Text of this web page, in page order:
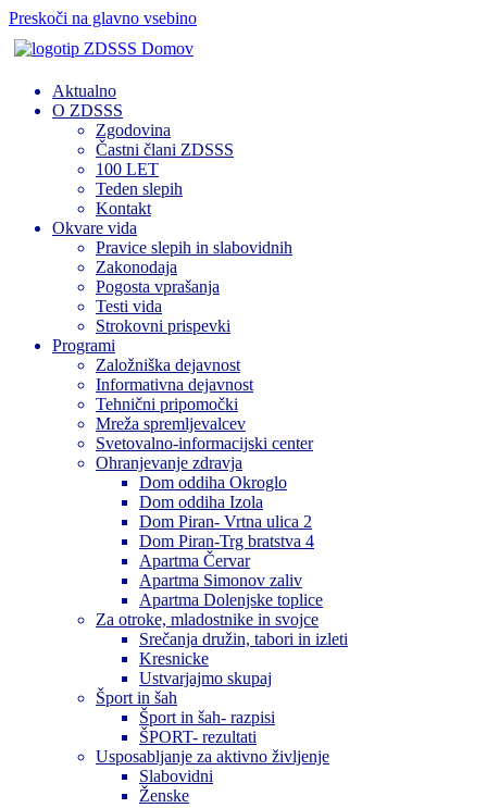
Preskoči na glavno vsebino
Domov
Aktualno
O ZDSSS
Zgodovina
Častni člani ZDSSS
100 LET
Teden slepih
Kontakt
Okvare vida
Pravice slepih in slabovidnih
Zakonodaja
Pogosta vprašanja
Testi vida
Strokovni prispevki
Programi
Založniška dejavnost
Informativna dejavnost
Tehnični pripomočki
Mreža spremljevalcev
Svetovalno-informacijski center
Ohranjevanje zdravja
Dom oddiha Okroglo
Dom oddiha Izola
Dom Piran- Vrtna ulica 2
Dom Piran-Trg bratstva 4
Apartma Červar
Apartma Simonov zaliv
Apartma Dolenjske toplice
Za otroke, mladostnike in svojce
Srečanja družin, tabori in izleti
Kresnicke
Ustvarjajmo skupaj
Šport in šah
Šport in šah- razpisi
ŠPORT- rezultati
Usposabljanje za aktivno življenje
Slabovidni
Ženske